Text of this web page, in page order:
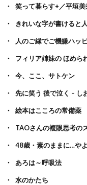
笑って暮らす+／平垣美
きれいな字が書けると
人のご縁でご機嫌ハッ
フィリア姉妹の ほめら
今、ここ、サトケン
先に笑う 後で泣く – し
絵本はこころの常備薬
TAOさんの複眼思考の
48歳・素のままに…や
あろは～呼吸法
水のかたち